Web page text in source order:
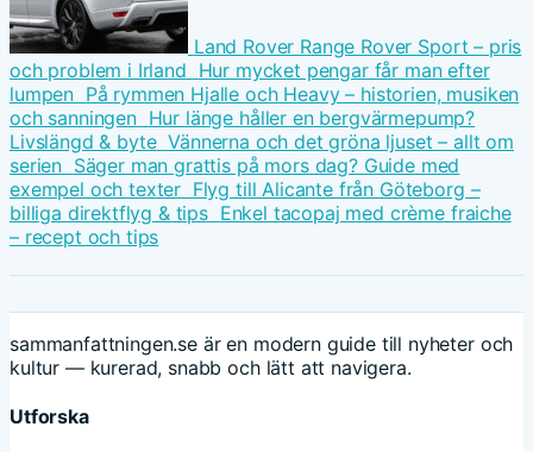
Land Rover Range Rover Sport – pris
och problem i Irland Hur mycket pengar får man efter
lumpen På rymmen Hjalle och Heavy – historien, musiken
och sanningen Hur länge håller en bergvärmepump?
Livslängd & byte Vännerna och det gröna ljuset – allt om
serien Säger man grattis på mors dag? Guide med
exempel och texter Flyg till Alicante från Göteborg –
billiga direktflyg & tips Enkel tacopaj med crème fraiche
– recept och tips
sammanfattningen.se är en modern guide till nyheter och
kultur — kurerad, snabb och lätt att navigera.
Utforska